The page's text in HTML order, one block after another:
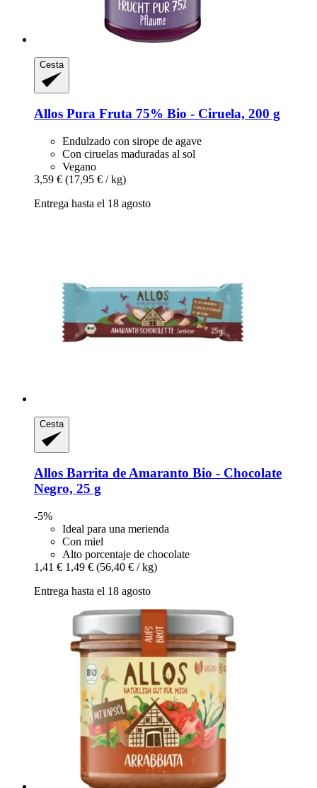
Cesta
Allos Pura Fruta 75% Bio -​ Ciruela, 200 g
Endulzado con sirope de agave
Con ciruelas maduradas al sol
Vegano
3,59 € (17,95 € / kg)
Entrega hasta el 18 agosto
Cesta
Allos Barrita de Amaranto Bio -​ Chocolate
Negro, 25 g
-5%
Ideal para una merienda
Con miel
Alto porcentaje de chocolate
1,41 € 1,49 € (56,40 € / kg)
Entrega hasta el 18 agosto